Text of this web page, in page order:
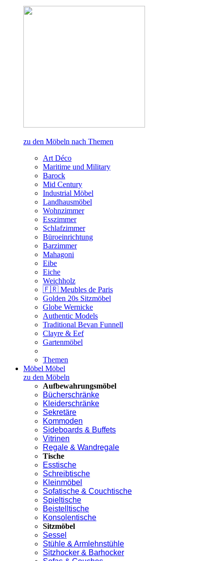
zu den Möbeln nach Themen
Art Déco
Maritime und Military
Barock
Mid Century
Industrial Möbel
Landhausmöbel
Wohnzimmer
Esszimmer
Schlafzimmer
Büroeinrichtung
Barzimmer
Mahagoni
Eibe
Eiche
Weichholz
🇫🇷 Meubles de Paris
Golden 20s Sitzmöbel
Globe Wernicke
Authentic Models
Traditional Bevan Funnell
Clayre & Eef
Gartenmöbel
Themen
Möbel Möbel
zu den Möbeln
Aufbewahrungsmöbel
Bücherschränke
Kleiderschränke
Sekretäre
Kommoden
Sideboards & Buffets
Vitrinen
Regale & Wandregale
Tische
Esstische
Schreibtische
Kleinmöbel
Sofatische & Couchtische
Spieltische
Beistelltische
Konsolentische
Sitzmöbel
Sessel
Stühle & Armlehnstühle
Sitzhocker & Barhocker